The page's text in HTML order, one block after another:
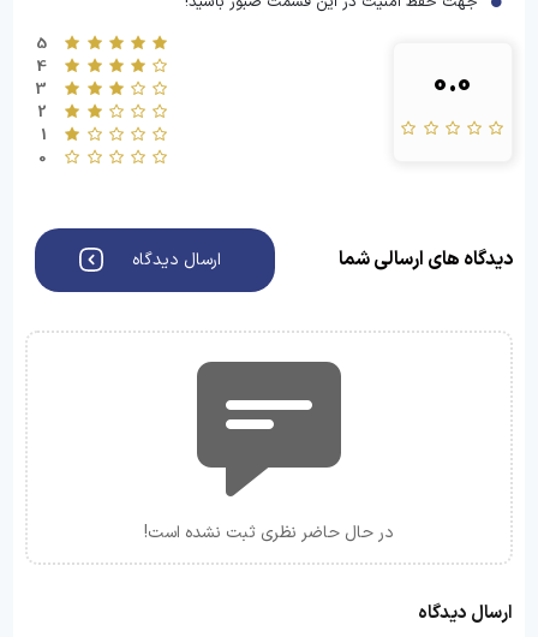
0.0
5
4
3
2
1
0
دیدگاه های ارسالی شما ارسال دیدگاه
در حال حاضر نظری ثبت نشده است!
ارسال دیدگاه